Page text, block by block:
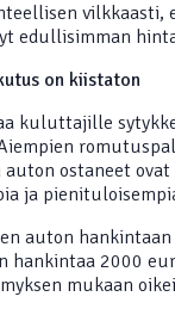
edullisimman
on kiistaton
kuluttajille
ostaneet
ja
auton
hankintaa 2000
mukaan